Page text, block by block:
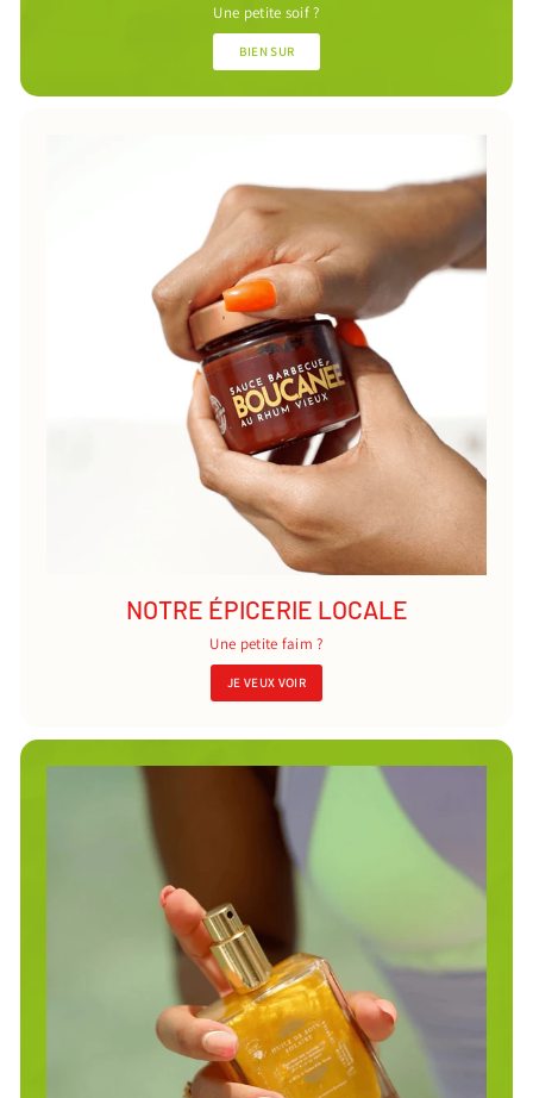
Une petite soif ?
BIEN SUR
NOTRE ÉPICERIE LOCALE
Une petite faim ?
JE VEUX VOIR